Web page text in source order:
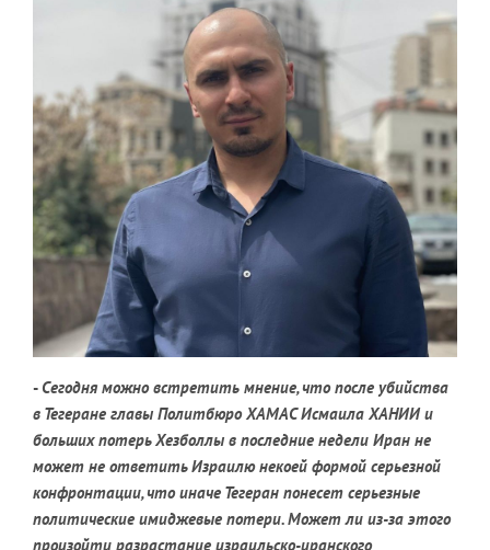
- Сегодня можно встретить мнение, что после убийства
в Тегеране главы Политбюро ХАМАС Исмаила ХАНИИ и
больших потерь Хезболлы в последние недели Иран не
может не ответить Израилю некоей формой серьезной
конфронтации, что иначе Тегеран понесет серьезные
политические имиджевые потери. Может ли из-за этого
произойти разрастание израильско-иранского